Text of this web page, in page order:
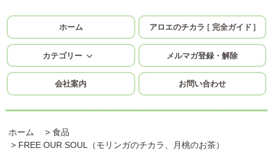
ホーム アロエのチカラ［完全ガイド］
カテゴリー メルマガ登録・解除
会社案内 お問い合わせ
ホーム > 食品
> FREE OUR SOUL（モリンガのチカラ、月桃のお茶）